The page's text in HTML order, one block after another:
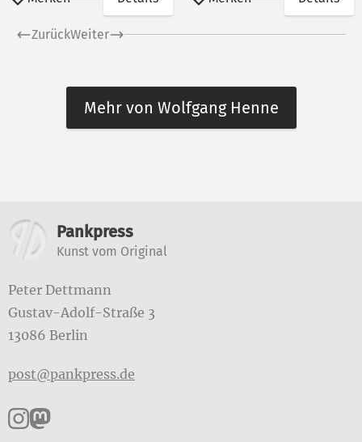
ZurückWeiter
Mehr von Wolfgang Henne
Weitere Informationen
Pankpress
Kunst vom Original
Peter Dettmann
Gustav-Adolf-Straße 3
13086 Berlin
post@pankpress.de
Pankpress auf Instagram
Pankpress auf Mastodon